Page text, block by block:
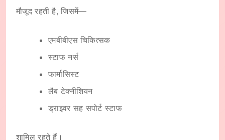
मौजूद रहती है, जिसमें—
एमबीबीएस चिकित्सक
स्टाफ नर्स
फार्मासिस्ट
लैब टेक्नीशियन
ड्राइवर सह सपोर्ट स्टाफ
शामिल रहते हैं।